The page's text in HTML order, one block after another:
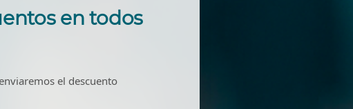
en todos
el descuento